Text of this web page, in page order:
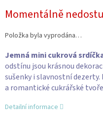
Momentálně
Položka byla vyprodána…
Jemná mini cukrová
odstínu jsou krásnou
sušenky i slavnostní
a romantické cukrářské
Detailní informace